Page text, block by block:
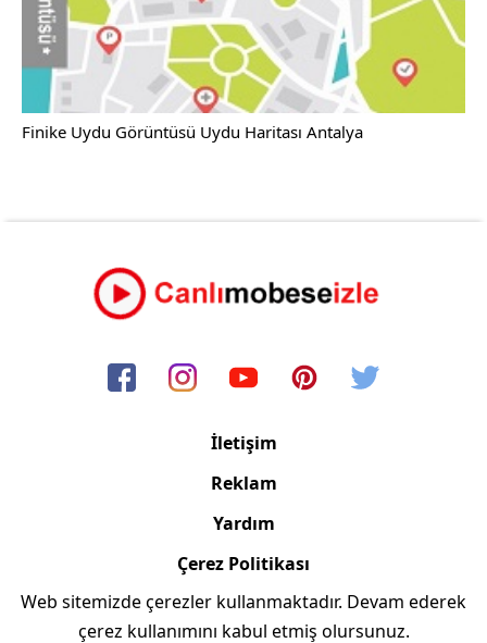
Finike Uydu Görüntüsü Uydu Haritası Antalya
İletişim
Reklam
Yardım
Çerez Politikası
Copyright © 2006/2024 Canlimobeseizle.com
Web sitemizde çerezler kullanmaktadır. Devam ederek
çerez kullanımını kabul etmiş olursunuz.